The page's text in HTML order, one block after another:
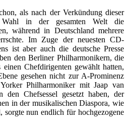
als nach der Verkündung dieser
Wahl in der gesamten Welt die
während in Deutschland mehrere
Im Zuge der neuesten CD-
ist aber auch die deutsche Presse
den Berliner Philharmonikern, die
Chefdirigenten gewählt hatten,
gesehen nicht zur A-Prominenz
Philharmoniker mit Jaap van
den Chefsessel gesetzt haben, der
in der musikalischen Diaspora, wie
nun endlich für hochgezogene